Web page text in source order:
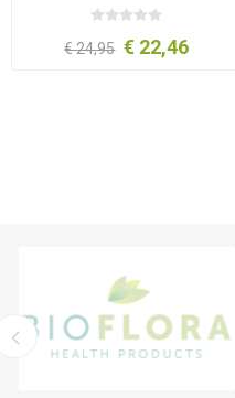
€ 24,95 € 22,46